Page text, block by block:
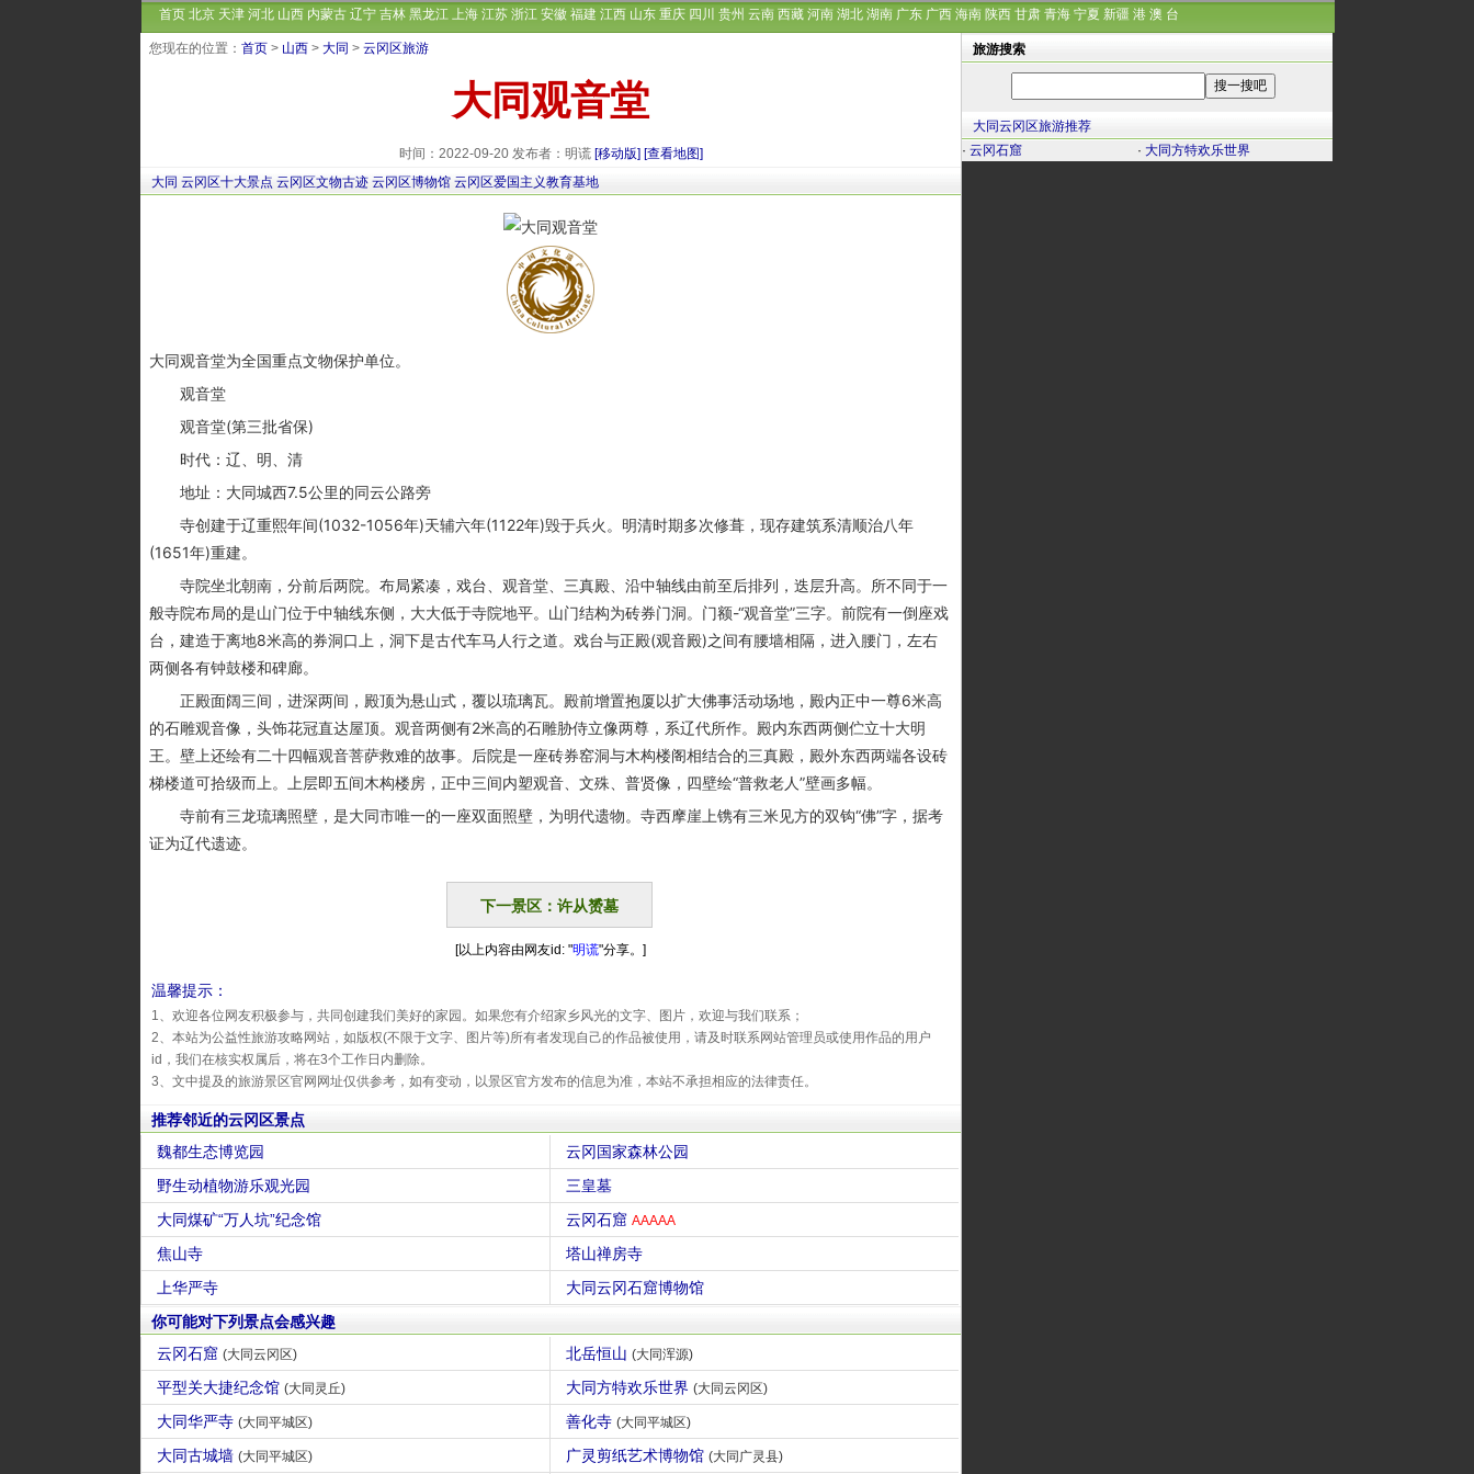
首页 北京 天津 河北 山西 内蒙古 辽宁 吉林 黑龙江 上海 江苏 浙江 安徽 福建 江西 山东 重庆 四川 贵州 云南 西藏 河南 湖北 湖南 广东 广西 海南 陕西 甘肃 青海 宁夏 新疆 港 澳 台
您现在的位置： 首页 > 山西 > 大同 > 云冈区旅游
大同观音堂
时间：2022-09-20 发布者：明谎 [移动版] [查看地图]
大同 云冈区十大景点 云冈区文物古迹 云冈区博物馆 云冈区爱国主义教育基地
大同观音堂为全国重点文物保护单位。
观音堂
观音堂(第三批省保)
时代：辽、明、清
地址：大同城西7.5公里的同云公路旁
寺创建于辽重熙年间(1032-1056年)天辅六年(1122年)毁于兵火。明清时期多次修葺，现存建筑系清顺治八年
(1651年)重建。
寺院坐北朝南，分前后两院。布局紧凑，戏台、观音堂、三真殿、沿中轴线由前至后排列，迭层升高。所不同于一
般寺院布局的是山门位于中轴线东侧，大大低于寺院地平。山门结构为砖券门洞。门额-“观音堂”三字。前院有一倒座戏
台，建造于离地8米高的券洞口上，洞下是古代车马人行之道。戏台与正殿(观音殿)之间有腰墙相隔，进入腰门，左右
两侧各有钟鼓楼和碑廊。
正殿面阔三间，进深两间，殿顶为悬山式，覆以琉璃瓦。殿前增置抱厦以扩大佛事活动场地，殿内正中一尊6米高
的石雕观音像，头饰花冠直达屋顶。观音两侧有2米高的石雕胁侍立像两尊，系辽代所作。殿内东西两侧伫立十大明
王。壁上还绘有二十四幅观音菩萨救难的故事。后院是一座砖券窑洞与木构楼阁相结合的三真殿，殿外东西两端各设砖
梯楼道可拾级而上。上层即五间木构楼房，正中三间内塑观音、文殊、普贤像，四壁绘“普救老人”壁画多幅。
寺前有三龙琉璃照壁，是大同市唯一的一座双面照壁，为明代遗物。寺西摩崖上镌有三米见方的双钩“佛”字，据考
证为辽代遗迹。
下一景区：许从赟墓
[以上内容由网友id: "明谎"分享。]
温馨提示：
1、欢迎各位网友积极参与，共同创建我们美好的家园。如果您有介绍家乡风光的文字、图片，欢迎与我们联系；
2、本站为公益性旅游攻略网站，如版权(不限于文字、图片等)所有者发现自己的作品被使用，请及时联系网站管理员或使用作品的用户
id，我们在核实权属后，将在3个工作日内删除。
3、文中提及的旅游景区官网网址仅供参考，如有变动，以景区官方发布的信息为准，本站不承担相应的法律责任。
推荐邻近的云冈区景点
魏都生态博览园
云冈国家森林公园
野生动植物游乐观光园
三皇墓
大同煤矿“万人坑”纪念馆
云冈石窟 AAAAA
焦山寺
塔山禅房寺
上华严寺
大同云冈石窟博物馆
你可能对下列景点会感兴趣
云冈石窟 (大同云冈区) 北岳恒山 (大同浑源)
平型关大捷纪念馆 (大同灵丘) 大同方特欢乐世界 (大同云冈区)
大同华严寺 (大同平城区) 善化寺 (大同平城区)
大同古城墙 (大同平城区) 广灵剪纸艺术博物馆 (大同广灵县)
旅游搜索
大同云冈区旅游推荐
· 云冈石窟 · 大同方特欢乐世界